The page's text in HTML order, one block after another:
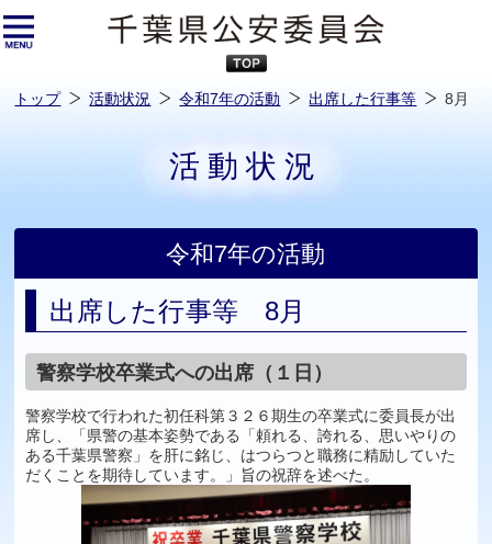
へ
ス
キ
ッ
プ
トップ 活動状況 令和7年の活動 出席した行事等 8月
活動状況
令和7年の活動
出席した行事等 8月
警察学校卒業式への出席（１日）
警察学校で行われた初任科第３２６期生の卒業式に委員長が出
席し、「県警の基本姿勢である「頼れる、誇れる、思いやりの
ある千葉県警察」を肝に銘じ、はつらつと職務に精励していた
だくことを期待しています。」旨の祝辞を述べた。